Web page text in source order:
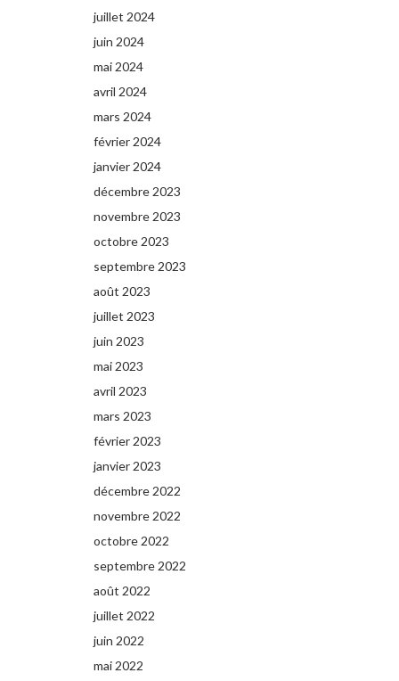
juillet 2024
juin 2024
mai 2024
avril 2024
mars 2024
février 2024
janvier 2024
décembre 2023
novembre 2023
octobre 2023
septembre 2023
août 2023
juillet 2023
juin 2023
mai 2023
avril 2023
mars 2023
février 2023
janvier 2023
décembre 2022
novembre 2022
octobre 2022
septembre 2022
août 2022
juillet 2022
juin 2022
mai 2022